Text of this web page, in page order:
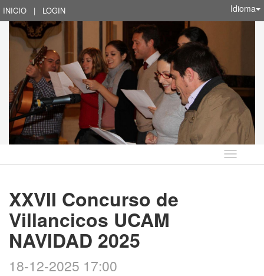
INICIO | LOGIN Idioma
Idioma
XXVII Concurso de
Villancicos UCAM
NAVIDAD 2025
18-12-2025 17:00